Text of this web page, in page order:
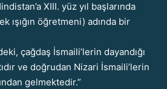
XIII. yüz yıl başlarında
ışığın öğretmeni) adında bir
çağdaş İsmaili’lerin dayandığı
ve doğrudan Nizari İsmaili’lerin
gelmektedir.”